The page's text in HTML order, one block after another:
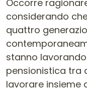
Occorre
considerando
quattro
stanno
pensionistica tra
lavorare insieme